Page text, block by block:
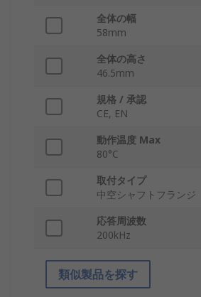
全体の幅
58mm
全体の高さ
46.5mm
規格 / 承認
CE, EN
動作温度 Max
80°C
取付タイプ
中空シャフトフランジ
応答周波数
200kHz
類似製品を探す